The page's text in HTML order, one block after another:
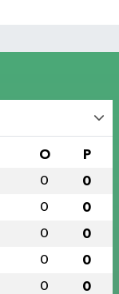
O P
0 0
0 0
0 0
0 0
0 0